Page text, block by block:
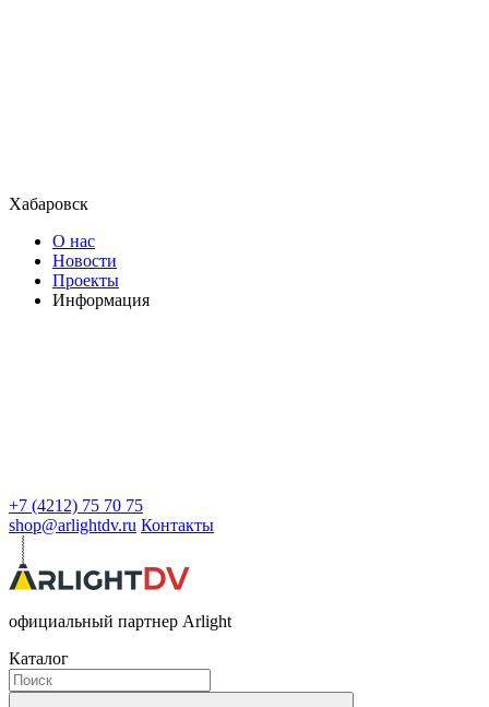
Хабаровск
О нас
Новости
Проекты
Информация
+7 (4212) 75 70 75
shop@arlightdv.ru Контакты
официальный партнер Arlight
Каталог